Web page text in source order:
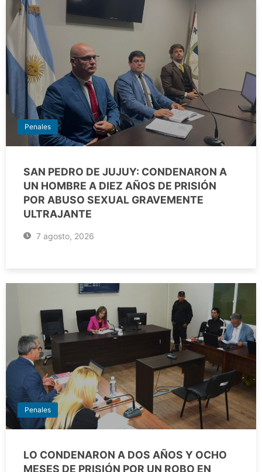
Penales
SAN PEDRO DE JUJUY: CONDENARON A
UN HOMBRE A DIEZ AÑOS DE PRISIÓN
POR ABUSO SEXUAL GRAVEMENTE
ULTRAJANTE
7 agosto, 2026
Penales
LO CONDENARON A DOS AÑOS Y OCHO
MESES DE PRISIÓN POR UN ROBO EN